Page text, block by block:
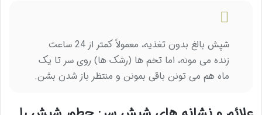
شپش بالغ بدون تغذیه، معمولاً کمتر از 24 ساعت
زنده می مونه، اما تخم ها (رشک ها) روی سر تا یک
ماه هم می تونن باقی بمونن و منتظر باز شدن بشن.